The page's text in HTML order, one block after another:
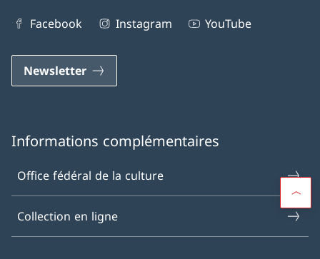
Facebook Instagram YouTube
Newsletter
Informations complémentaires
Office fédéral de la culture
Collection en ligne